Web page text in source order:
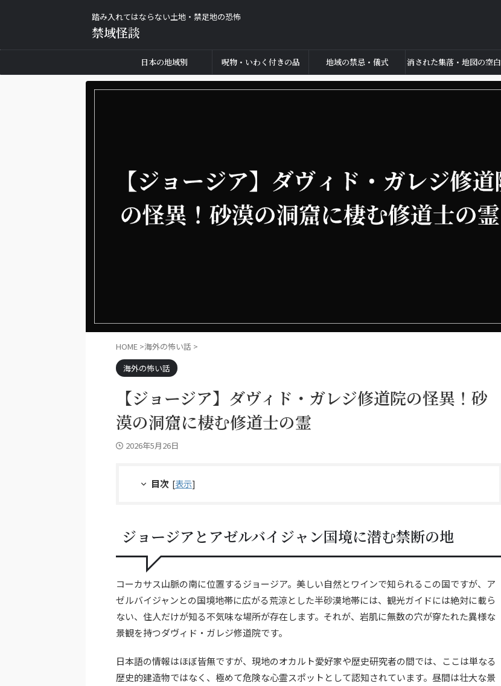
踏み入れてはならない土地・禁足地の恐怖
禁域怪談
日本の地域別 呪物・いわく付きの品 地域の禁忌・儀式 消された集落・地図の空白
HOME >海外の怖い話 >
海外の怖い話
【ジョージア】ダヴィド・ガレジ修道院の怪異！砂
漠の洞窟に棲む修道士の霊
2026年5月26日
目次 [表示]
ジョージアとアゼルバイジャン国境に潜む禁断の地
コーカサス山脈の南に位置するジョージア。美しい自然とワインで知られるこの国ですが、ア
ゼルバイジャンとの国境地帯に広がる荒涼とした半砂漠地帯には、観光ガイドには絶対に載ら
ない、住人だけが知る不気味な場所が存在します。それが、岩肌に無数の穴が穿たれた異様な
景観を持つダヴィド・ガレジ修道院です。
日本語の情報はほぼ皆無ですが、現地のオカルト愛好家や歴史研究者の間では、ここは単なる
歴史的建造物ではなく、極めて危険な心霊スポットとして認知されています。昼間は壮大な景